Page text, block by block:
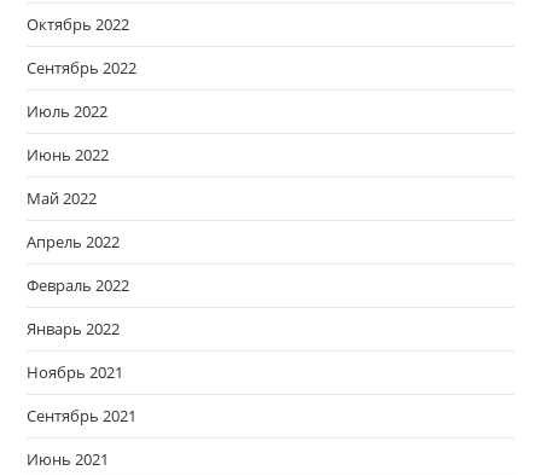
Октябрь 2022
Сентябрь 2022
Июль 2022
Июнь 2022
Май 2022
Апрель 2022
Февраль 2022
Январь 2022
Ноябрь 2021
Сентябрь 2021
Июнь 2021